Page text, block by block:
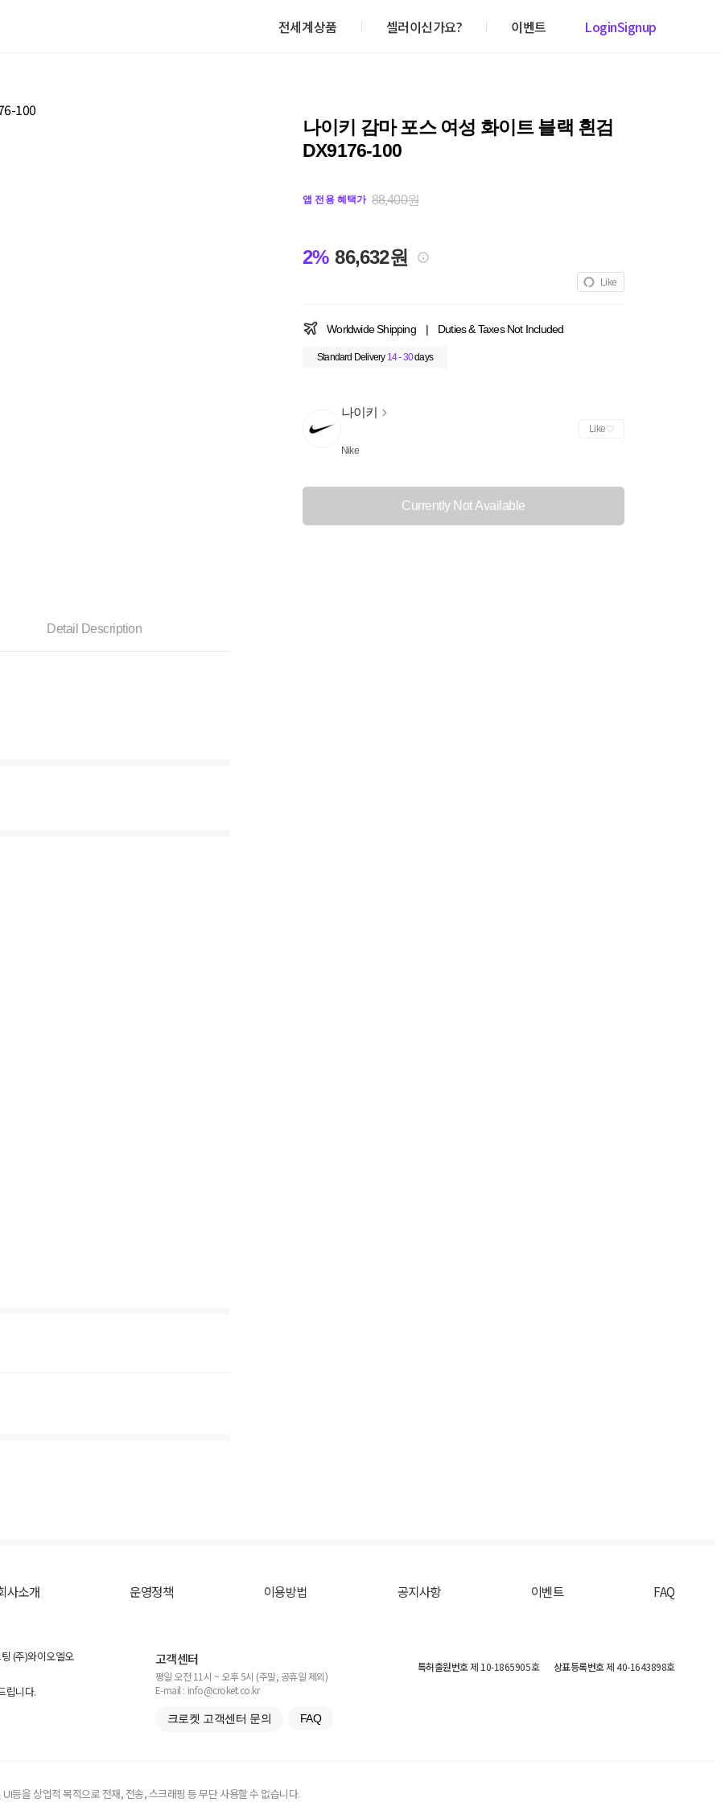
전세계상품 셀러이신가요? 이벤트 LoginSignup
나이키 감마 포스 여성 화이트 블랙 흰검
DX9176-100
앱 전용 혜택가 88,400원
2% 86,632원
Like
Worldwide Shipping | Duties & Taxes Not Included
Standard Delivery 14 - 30days
나이키
Nike
Like
Currently Not Available
Detail Description
사소개 운영정책 이용방법 공지사항 이벤트 FAQ
(주)와이오엘오
립니다.
고객센터
평일 오전 11시 ~ 오후 5시 (주말, 공휴일 제외)
E-mail : info@croket.co.kr
크로켓 고객센터 문의 FAQ
특허출원번호제 10-1865905호 상표등록번호제 40-1643898호
등을 상업적 목적으로 전재, 전송, 스크래핑 등 무단 사용할 수 없습니다.